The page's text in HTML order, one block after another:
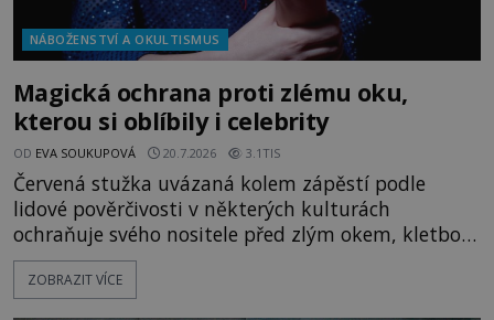
NÁBOŽENSTVÍ A OKULTISMUS
Magická ochrana proti zlému oku,
kterou si oblíbily i celebrity
OD EVA SOUKUPOVÁ 20.7.2026 3.1TIS
Červená stužka uvázaná kolem zápěstí podle
lidové pověrčivosti v některých kulturách
ochraňuje svého nositele před zlým okem, kletbou,
která může přivodit neštěstí či nemoc. S tímto
nenápadným symbolem magické ochrany lze
ZOBRAZIT VÍCE